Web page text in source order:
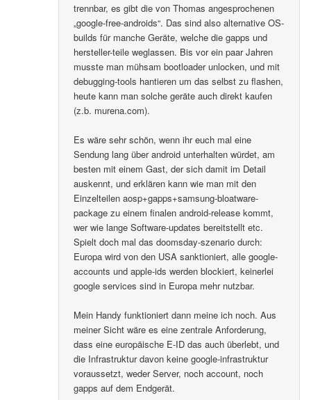
trennbar, es gibt die von Thomas angesprochenen
„google-free-androids“. Das sind also alternative OS-
builds für manche Geräte, welche die gapps und
hersteller-teile weglassen. Bis vor ein paar Jahren
musste man mühsam bootloader unlocken, und mit
debugging-tools hantieren um das selbst zu flashen,
heute kann man solche geräte auch direkt kaufen
(z.b. murena.com).
Es wäre sehr schön, wenn ihr euch mal eine
Sendung lang über android unterhalten würdet, am
besten mit einem Gast, der sich damit im Detail
auskennt, und erklären kann wie man mit den
Einzelteilen aosp+gapps+samsung-bloatware-
package zu einem finalen android-release kommt,
wer wie lange Software-updates bereitstellt etc.
Spielt doch mal das doomsday-szenario durch:
Europa wird von den USA sanktioniert, alle google-
accounts und apple-ids werden blockiert, keinerlei
google services sind in Europa mehr nutzbar.
Mein Handy funktioniert dann meine ich noch. Aus
meiner Sicht wäre es eine zentrale Anforderung,
dass eine europäische E-ID das auch überlebt, und
die Infrastruktur davon keine google-infrastruktur
voraussetzt, weder Server, noch account, noch
gapps auf dem Endgerät.